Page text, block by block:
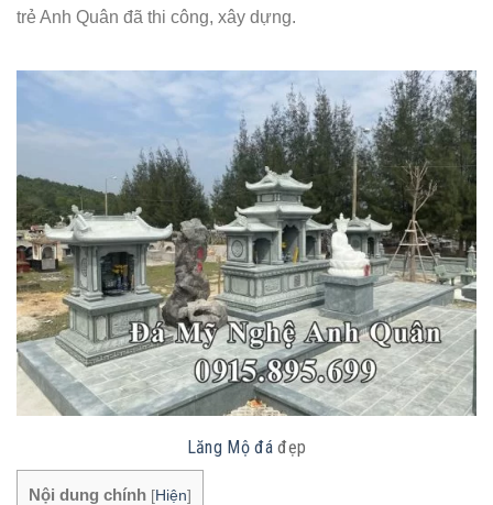
trẻ Anh Quân đã thi công, xây dựng.
Lăng Mộ đáđẹp
Nội dung chính [Hiện]